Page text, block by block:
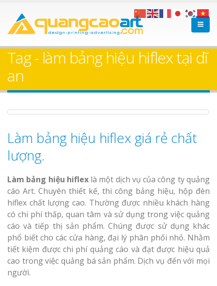
Tag - làm bảng hiệu hiflex tại dĩ
an
Làm bảng hiệu hiflex giá rẻ chất
lượng.
Làm bảng hiệu hiflexlà một dịch vụ của công ty quảng
cáo Art. Chuyên thiết kế, thi công bảng hiệu, hộp đèn
hiflex chất lượng cao. Thường được nhiều khách hàng
có chi phí thấp, quan tâm và sử dụng trong việc quảng
cáo và tiếp thị sản phẩm. Chúng được sử dụng khác
phổ biết cho các cửa hàng, đại lý phân phối nhỏ. Nhằm
tiết kiệm được chi phí quảng cáo và đạt được hiệu quả
cao trong việc quảng bá sản phẩm. Dịch vụ đến với mọi
người.
Bảng gỗ treo cửa
Làm bảng hiệu gỗ tại
Biên Hòa
Làm bảng hiệu gỗ tại
Nghệ An
Làm bảng
Làm biển
Dương
Làm biển
tóc Thuận An